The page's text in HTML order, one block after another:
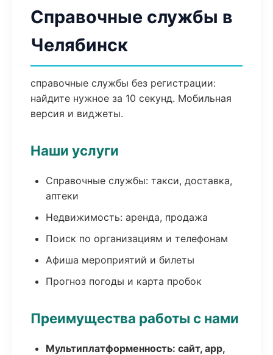
Справочные службы в
Челябинск
справочные службы без регистрации:
найдите нужное за 10 секунд. Мобильная
версия и виджеты.
Наши услуги
Справочные службы: такси, доставка,
аптеки
Недвижимость: аренда, продажа
Поиск по организациям и телефонам
Афиша мероприятий и билеты
Прогноз погоды и карта пробок
Преимущества работы с нами
Мультиплатформенность: сайт, app,